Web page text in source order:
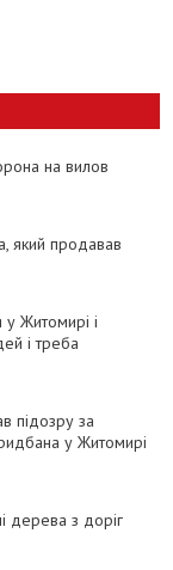
на вилов
який продавав
Житомирі і
і треба
підозру за
у Житомирі
дерева з доріг